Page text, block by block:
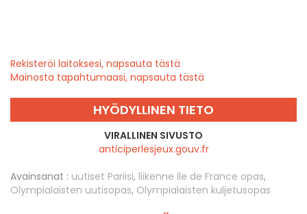
Rekisteröi laitoksesi, napsauta tästä
Mainosta tapahtumaasi, napsauta tästä
HYÖDYLLINEN TIETO
VIRALLINEN SIVUSTO
anticiperlesjeux.gouv.fr
Avainsanat : uutiset Pariisi, liikenne ile de France opas,
Olympialaisten uutisopas, Olympialaisten kuljetusopas